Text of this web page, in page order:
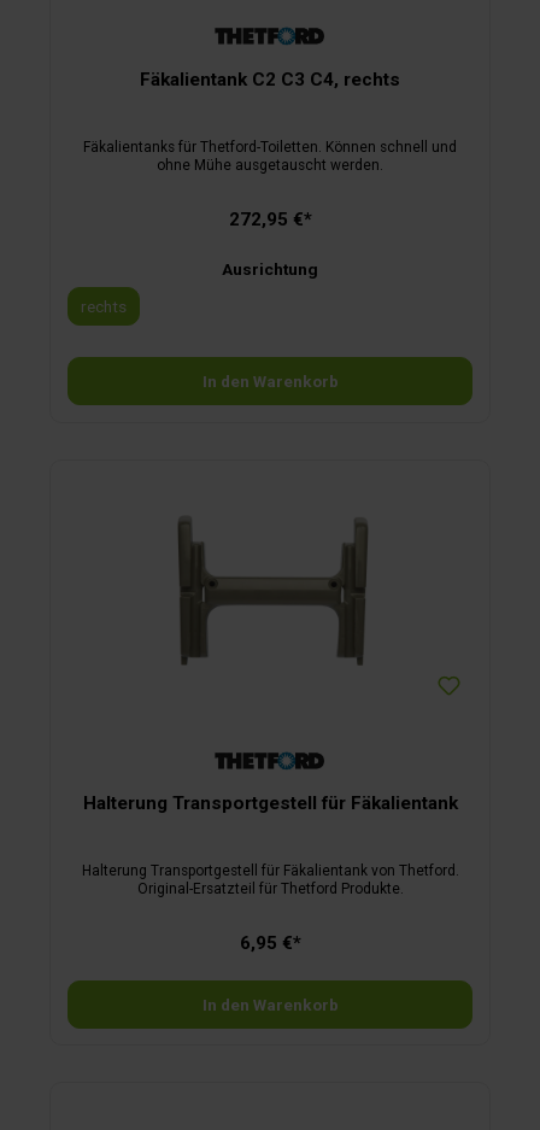
Fäkalientank C2 C3 C4, rechts
Fäkalientanks für Thetford-Toiletten. Können schnell und
ohne Mühe ausgetauscht werden.
272,95 €*
Ausrichtung
rechts
In den Warenkorb
Halterung Transportgestell für Fäkalientank
Halterung Transportgestell für Fäkalientank von Thetford.
Original-Ersatzteil für Thetford Produkte.
6,95 €*
In den Warenkorb